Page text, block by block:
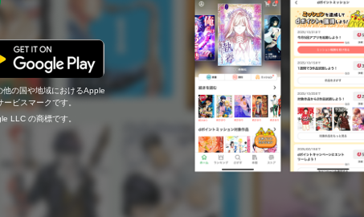
の国や地域におけるApple
ビスマークです。
LLC の商標です。